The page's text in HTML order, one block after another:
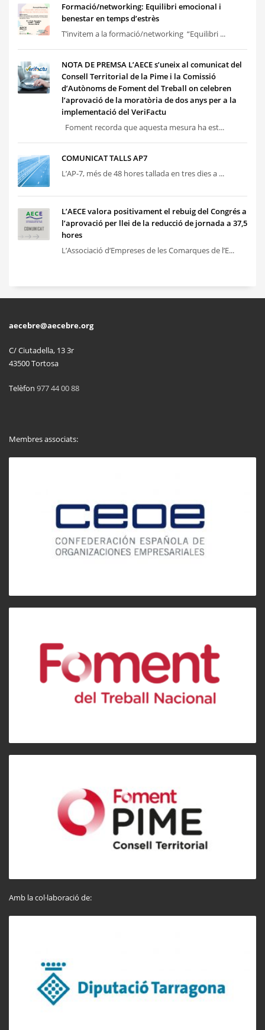
Formació/networking: Equilibri emocional i
benestar en temps d’estrès
T’invitem a la formació/networking “Equilibri ...
NOTA DE PREMSA L’AECE s’uneix al comunicat del
Consell Territorial de la Pime i la Comissió
d’Autònoms de Foment del Treball on celebren
l’aprovació de la moratòria de dos anys per a la
implementació del VeriFactu
Foment recorda que aquesta mesura ha est...
COMUNICAT TALLS AP7
L’AP-7, més de 48 hores tallada en tres dies a ...
L’AECE valora positivament el rebuig del Congrés a
l’aprovació per llei de la reducció de jornada a 37,5
hores
L’Associació d’Empreses de les Comarques de l’E...
aecebre@aecebre.org
C/ Ciutadella, 13 3r
43500 Tortosa
Telèfon 977 44 00 88
Membres associats:
Amb la col·laboració de: